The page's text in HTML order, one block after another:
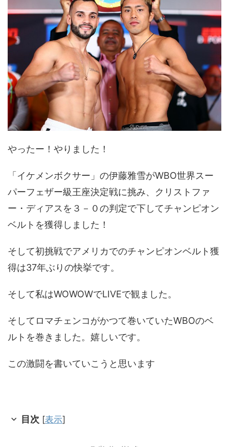
やったー！やりました！
「イケメンボクサー」の伊藤雅雪がWBO世界スー
パーフェザー級王座決定戦に挑み、クリストファ
ー・ディアスを３－０の判定で下してチャンピオン
ベルトを獲得しました！
そして初挑戦でアメリカでのチャンピオンベルト獲
得は37年ぶりの快挙です。
そして私はWOWOWでLIVEで観ました。
そしてロマチェンコがかつて巻いていたWBOのベ
ルトを巻きました。嬉しいです。
この激闘を書いていこうと思います
目次 [表示]